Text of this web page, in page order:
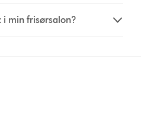
i min frisørsalon?